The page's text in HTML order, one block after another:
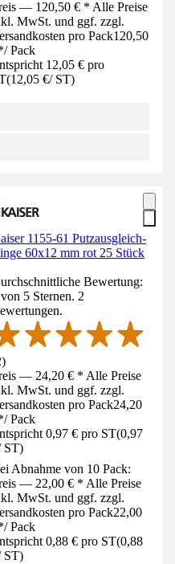
— 120,50 € * Alle Preise
MwSt. und ggf. zzgl.
pro Pack120,50
/ Pack
12,05 € pro
(12,05 €/ ST)
1155-61 Putzausgleich-
60x12 mm rot 25 Stück
Bewertung:
5 Sternen. 2
)
— 24,20 € * Alle Preise
MwSt. und ggf. zzgl.
pro Pack24,20
/ Pack
0,97 € pro ST(0,97
ST)
Abnahme von 10 Pack:
— 22,00 € * Alle Preise
MwSt. und ggf. zzgl.
pro Pack22,00
/ Pack
0,88 € pro ST(0,88
ST)